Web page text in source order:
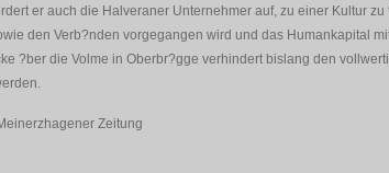
er auch die Halveraner Unternehmer auf, zu einer Kultur
den Verb?nden vorgegangen wird und das Humankapital
?ber die Volme in Oberbr?gge verhindert bislang den
Zeitung